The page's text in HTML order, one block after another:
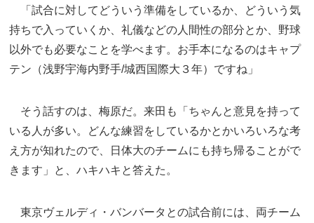
「試合に対してどういう準備をしているか、どういう気
持ちで入っていくか、礼儀などの人間性の部分とか、野球
以外でも必要なことを学べます。お手本になるのはキャプ
テン（浅野宇海内野手/城西国際大３年）ですね」
そう話すのは、梅原だ。来田も「ちゃんと意見を持って
いる人が多い。どんな練習をしているかとかいろいろな考
え方が知れたので、日体大のチームにも持ち帰ることがで
きます」と、ハキハキと答えた。
東京ヴェルディ・バンバータとの試合前には、両チーム